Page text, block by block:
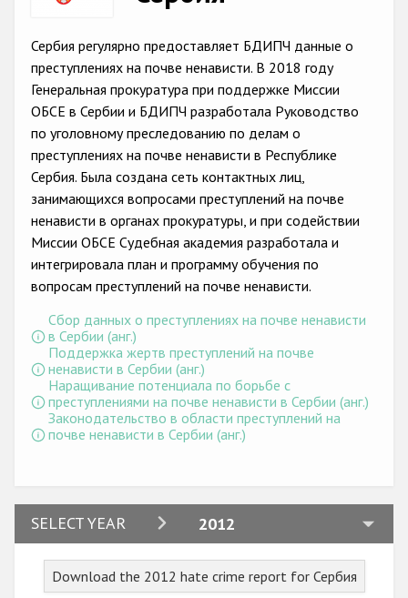
Anti-Roma hate crime
Anti-Semitic hate crime
Anti-Muslim hate crime
Anti-Christian hate crime
Other hate crime based on religion or belief
Gender-based hate crime
Anti-LGBTI hate crime
Disability hate crime
Организации гражданского общества
Государства-участники
Сербия регулярно предоставляет БДИПЧ данные о
преступлениях на почве ненависти. В 2018 году
Генеральная прокуратура при поддержке Миссии
ОБСЕ в Сербии и БДИПЧ разработала Руководство
по уголовному преследованию по делам о
преступлениях на почве ненависти в Республике
Сербия. Была создана сеть контактных лиц,
занимающихся вопросами преступлений на почве
ненависти в органах прокуратуры, и при содействии
Миссии ОБСЕ Судебная академия разработала и
интегрировала план и программу обучения по
вопросам преступлений на почве ненависти.
Сбор данных о преступлениях на почве ненависти
в Сербии (анг.)
Поддержка жертв преступлений на почве
ненависти в Сербии (анг.)
Наращивание потенциала по борьбе с
преступлениями на почве ненависти в Сербии (анг.)
Законодательство в области преступлений на
почве ненависти в Сербии (анг.)
SELECT YEAR 2012
2024
2022
Download the 2012 hate crime report for Сербия